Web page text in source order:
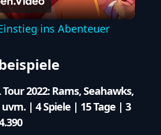
Video
ins Abenteuer
2022: Rams, Seahawks,
| 4 Spiele | 15 Tage | 3